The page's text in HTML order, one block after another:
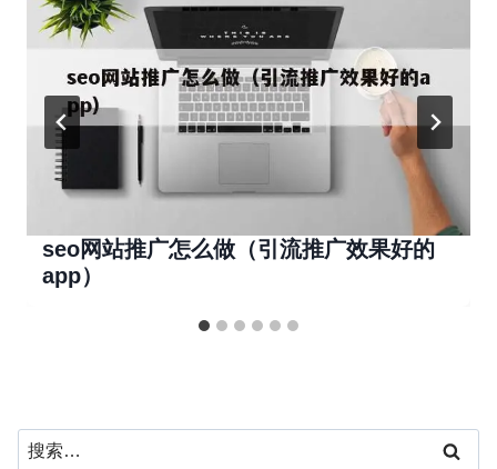
seo网站推广怎么做（引流推广效果好的
app）
搜